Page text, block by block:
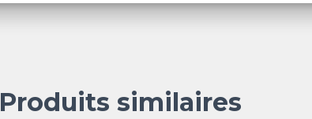
Produits similaires